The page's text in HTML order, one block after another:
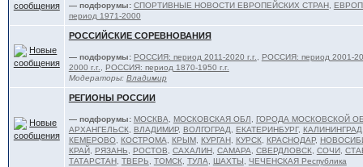
— подфорумы: СПОРТИВНЫЕ НОВОСТИ ЕВРОПЕЙСКИХ СТРАН,
период 1971-2000
РОССИЙСКИЕ СОРЕВНОВАНИЯ
— подфорумы: РОССИЯ: период 2011-2020 г.г.
РОССИЯ: период 2001-
2000 г.г.
РОССИЯ: период 1870-1950 г.г.
Модераторы: Владимир
РЕГИОНЫ РОССИИ
— подфорумы: МОСКВА МОСКОВСКАЯ ОБЛ
ГОРОДА МОСКОВСКОЙ
АРХАНГЕЛЬСК, ВЛАДИМИР, ВОЛГОГРАД ЕКАТЕРИНБУРГ, КАЛИНИНГРАД
КЕМЕРОВО, КОСТРОМА КРЫМ, КУРГАН, КУРСК, КРАСНОДАР,
КРАЙ, РЯЗАНЬ РОСТОВ САХАЛИН, САМАРА СВЕРДЛОВСК, СОЧИ,
ТАТАРСТАН, ТВЕРЬ ТОМСК, ТУЛА ШАХТЫ ЧЕЧЕНСКАЯ Республика